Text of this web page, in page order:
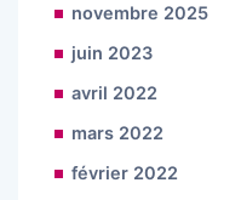
novembre 2025
juin 2023
avril 2022
mars 2022
février 2022